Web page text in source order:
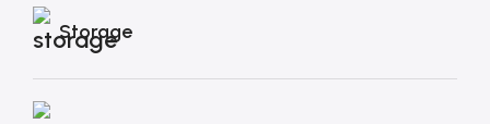
Storage